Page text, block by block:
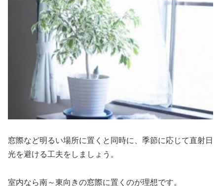
窓際など明るい場所に置くと同時に、季節に応じて直射日
光を避ける工夫をしましょう。
室内なら南～東向きの窓際に置くのが理想です。